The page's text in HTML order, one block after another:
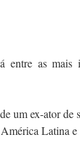
entre as mais
um ex-ator de
Latina